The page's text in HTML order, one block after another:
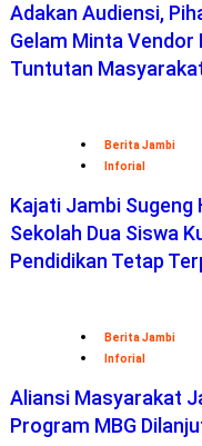
Adakan Audiensi,
Gelam Minta
Tuntutan
Berita Jambi
Inforial
Kajati Jambi Sugeng
Sekolah Dua Siswa
Pendidikan Tetap
Berita Jambi
Inforial
Aliansi Masyarakat
Program MBG